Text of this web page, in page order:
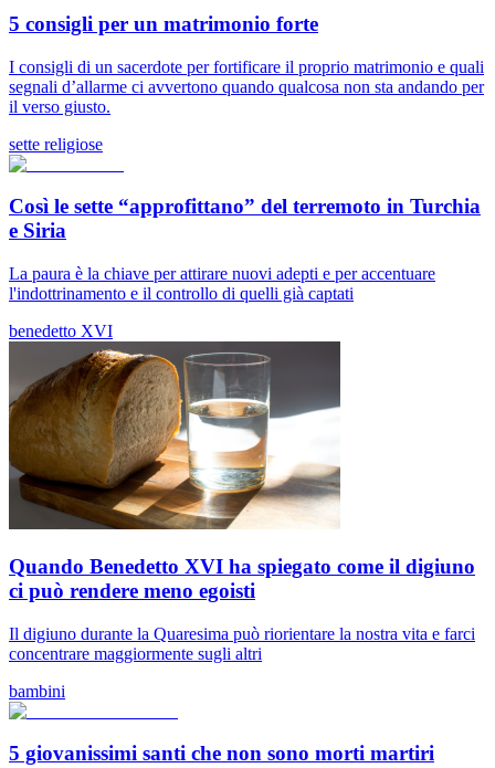
5 consigli per un matrimonio forte
I consigli di un sacerdote per fortificare il proprio matrimonio e quali
segnali d’allarme ci avvertono quando qualcosa non sta andando per
il verso giusto.
sette religiose
Così le sette “approfittano” del terremoto in Turchia
e Siria
La paura è la chiave per attirare nuovi adepti e per accentuare
l'indottrinamento e il controllo di quelli già captati
benedetto XVI
Quando Benedetto XVI ha spiegato come il digiuno
ci può rendere meno egoisti
Il digiuno durante la Quaresima può riorientare la nostra vita e farci
concentrare maggiormente sugli altri
bambini
5 giovanissimi santi che non sono morti martiri